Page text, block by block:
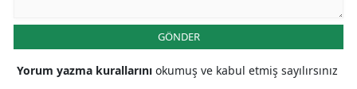
Rize
GÖNDER
Yorum yazma kurallarını okumuş ve kabul etmiş sayılırsınız